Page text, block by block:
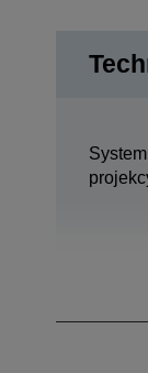
System